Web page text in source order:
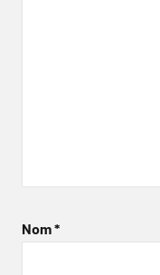
Nom*